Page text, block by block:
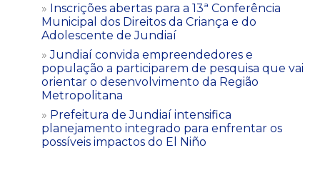
Inscrições abertas para a 13ª Conferência
Municipal dos Direitos da Criança e do
Adolescente de Jundiaí
Jundiaí convida empreendedores e
população a participarem de pesquisa que vai
orientar o desenvolvimento da Região
Metropolitana
Prefeitura de Jundiaí intensifica
planejamento integrado para enfrentar os
possíveis impactos do El Niño